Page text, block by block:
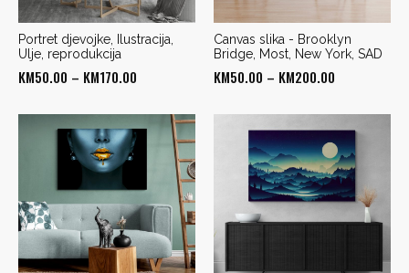
Portret djevojke, Ilustracija,
Ulje, reprodukcija
KM50.00 – KM170.00
KM50.00
through
KM170.00
Canvas slika - Brooklyn
Bridge, Most, New York, SAD
KM50.00 – KM200.00
through
KM200.00